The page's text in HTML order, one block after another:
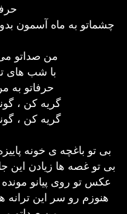
من صداتو
با شب های
حرفاتو به
گریه کن ،
گریه کن ،
بی‌ تو باغچه ی خونه
بی‌ تو غصه‌ ها زیادن این
عکس تو روی پیانو
هنوزم رو سر این ترانه